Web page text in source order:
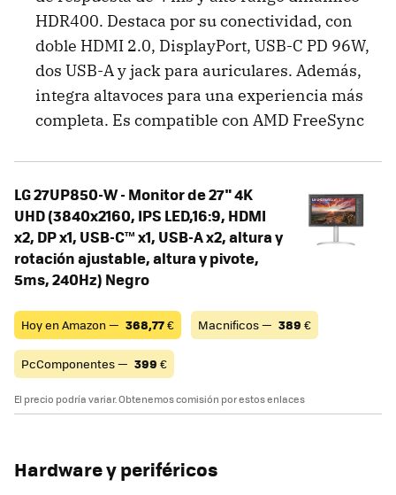
HDR400. Destaca por su conectividad, con
doble HDMI 2.0, DisplayPort, USB-C PD 96W,
dos USB-A y jack para auriculares. Además,
integra altavoces para una experiencia más
completa. Es compatible con AMD FreeSync
LG 27UP850-W - Monitor de 27" 4K
UHD (3840x2160, IPS LED,16:9, HDMI
x2, DP x1, USB-C™ x1, USB-A x2, altura y
rotación ajustable, altura y pivote,
5ms, 240Hz) Negro
Hoy en Amazon — 368,77€ Macnificos — 389 €
PcComponentes — 399 €
El precio podría variar. Obtenemos comisión por estos enlaces
Hardware y periféricos